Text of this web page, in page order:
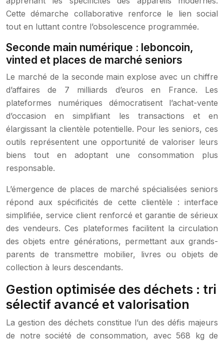
Cette démarche collaborative renforce le lien social
tout en luttant contre l’obsolescence programmée.
Seconde main numérique : leboncoin,
vinted et places de marché seniors
Le marché de la seconde main explose avec un chiffre
d’affaires de 7 milliards d’euros en France. Les
plateformes numériques démocratisent l’achat-vente
d’occasion en simplifiant les transactions et en
élargissant la clientèle potentielle. Pour les seniors, ces
outils représentent une opportunité de valoriser leurs
biens tout en adoptant une consommation plus
responsable.
L’émergence de places de marché spécialisées seniors
répond aux spécificités de cette clientèle : interface
simplifiée, service client renforcé et garantie de sérieux
des vendeurs. Ces plateformes facilitent la circulation
des objets entre générations, permettant aux grands-
parents de transmettre mobilier, livres ou objets de
collection à leurs descendants.
Gestion optimisée des déchets : tri
sélectif avancé et valorisation
La gestion des déchets constitue l’un des défis majeurs
de notre société de consommation, avec 568 kg de